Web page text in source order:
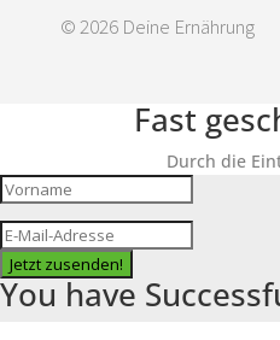
© 2026 Deine Ernährung
Fast
Durch die
Jetzt zusenden!
You have